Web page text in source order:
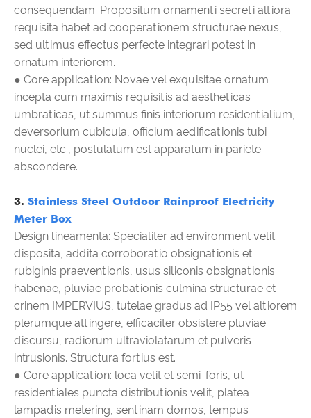
consequendam. Propositum ornamenti secreti altiora
requisita habet ad cooperationem structurae nexus,
sed ultimus effectus perfecte integrari potest in
ornatum interiorem.
● Core application: Novae vel exquisitae ornatum
incepta cum maximis requisitis ad aestheticas
umbraticas, ut summus finis interiorum residentialium,
deversorium cubicula, officium aedificationis tubi
nuclei, etc., postulatum est apparatum in pariete
abscondere.
3. Stainless Steel Outdoor Rainproof Electricity
Meter Box
Design lineamenta: Specialiter ad environment velit
disposita, addita corroboratio obsignationis et
rubiginis praeventionis, usus siliconis obsignationis
habenae, pluviae probationis culmina structurae et
crinem IMPERVIUS, tutelae gradus ad IP55 vel altiorem
plerumque attingere, efficaciter obsistere pluviae
discursu, radiorum ultraviolatarum et pulveris
intrusionis. Structura fortius est.
● Core application: loca velit et semi-foris, ut
residentiales puncta distributionis velit, platea
lampadis metering, sentinam domos, tempus